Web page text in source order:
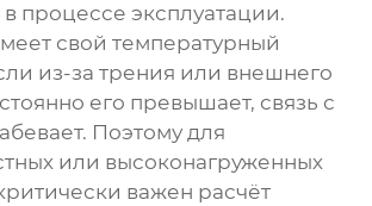
процессе эксплуатации.
свой температурный
из-за трения или внешнего
его превышает, связь с
Поэтому для
или высоконагруженных
важен расчёт